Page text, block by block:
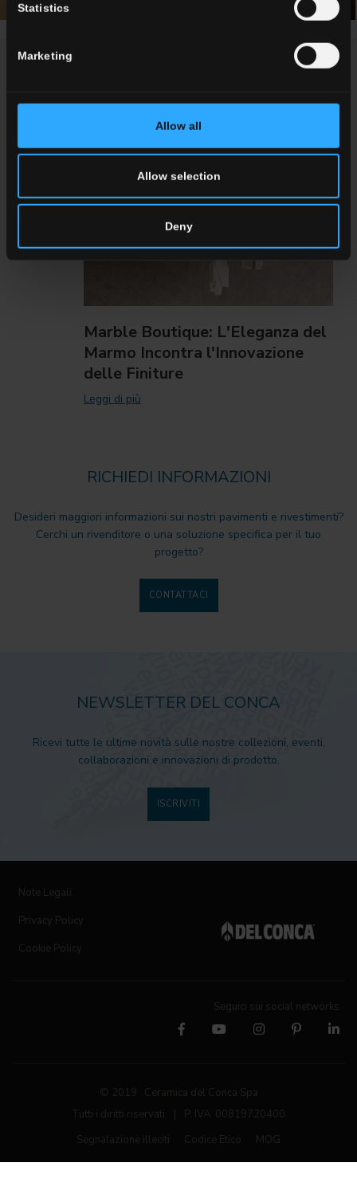
Statistics
Marketing
Allow all
Allow selection
Deny
NEWS / EVENTI
Marble Boutique: L'Eleganza del
Marmo Incontra l'Innovazione
delle Finiture
Leggi di più
RICHIEDI INFORMAZIONI
Desideri maggiori informazioni sui nostri pavimenti e rivestimenti?
Cerchi un rivenditore o una soluzione specifica per il tuo
progetto?
CONTATTACI
NEWSLETTER DEL CONCA
Ricevi tutte le ultime novità sulle nostre collezioni, eventi,
collaborazioni e innovazioni di prodotto.
ISCRIVITI
Note Legali
Privacy Policy
Cookie Policy
Seguici sui social networks
© 2019 Ceramica del Conca Spa
Tutti i diritti riservati
P. IVA 00819720400
Segnalazione illeciti
Codice Etico MOG